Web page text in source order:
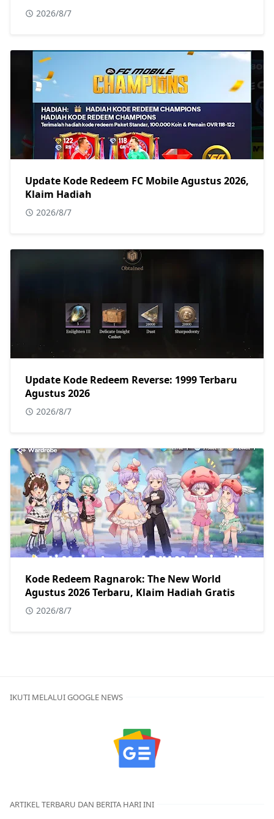
2026/8/7
Update Kode Redeem FC Mobile Agustus 2026,
Klaim Hadiah
2026/8/7
Update Kode Redeem Reverse: 1999 Terbaru
Agustus 2026
2026/8/7
Kode Redeem Ragnarok: The New World
Agustus 2026 Terbaru, Klaim Hadiah Gratis
2026/8/7
IKUTI MELALUI GOOGLE NEWS
ARTIKEL TERBARU DAN BERITA HARI INI